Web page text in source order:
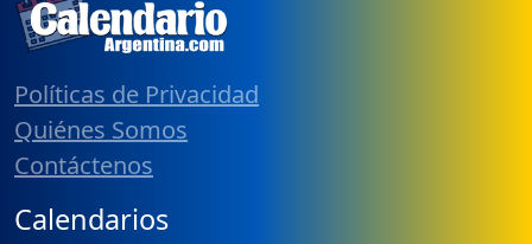
Políticas de Privacidad
Quiénes Somos
Contáctenos
Calendarios